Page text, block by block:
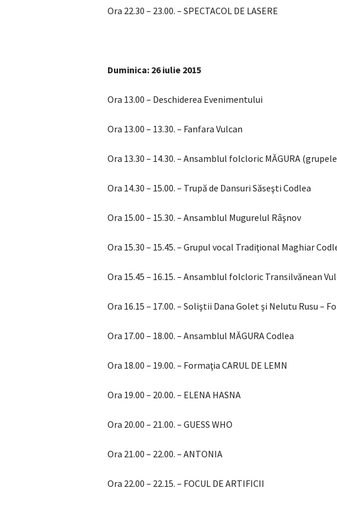
Ora 22.30 – 23.00. – SPECTACOL DE LASERE
Duminica: 26 iulie 2015
Ora 13.00 – Deschiderea Evenimentului
Ora 13.00 – 13.30. – Fanfara Vulcan
Ora 13.30 – 14.30. – Ansamblul folcloric MĂGURA
Ora 14.30 – 15.00. – Trupă de Dansuri Săseşti Codlea
Ora 15.00 – 15.30. – Ansamblul Mugurelul Râşnov
Ora 15.30 – 15.45. – Grupul vocal Tradiţional Maghiar
Ora 15.45 – 16.15. – Ansamblul folcloric Transilvănean
Ora 16.15 – 17.00. – Soliştii Dana Golet şi Nelutu Rusu –
Ora 17.00 – 18.00. – Ansamblul MĂGURA Codlea
Ora 18.00 – 19.00. – Formaţia CARUL DE LEMN
Ora 19.00 – 20.00. – ELENA HASNA
Ora 20.00 – 21.00. – GUESS WHO
Ora 21.00 – 22.00. – ANTONIA
Ora 22.00 – 22.15. – FOCUL DE ARTIFICII